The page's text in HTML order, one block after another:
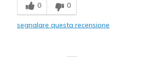
Stylish
0 0
segnalare questa recensione